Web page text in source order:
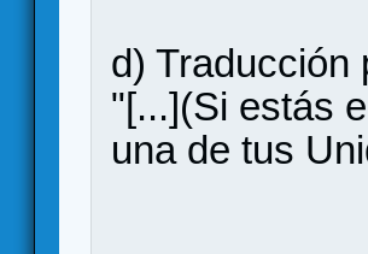
d) Traducción
"[...](Si estás
una de tus